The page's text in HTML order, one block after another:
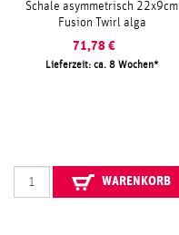
Schale asymmetrisch 22x9cm
Fusion Twirl alga
71,78 €
Lieferzeit: ca. 8 Wochen
WARENKORB